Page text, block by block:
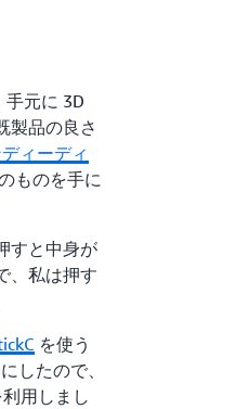
元に 3D
製品の良さ
ィーディ
ものを手に
すと中身が
、私は押す
を使う
したので、
利用しまし